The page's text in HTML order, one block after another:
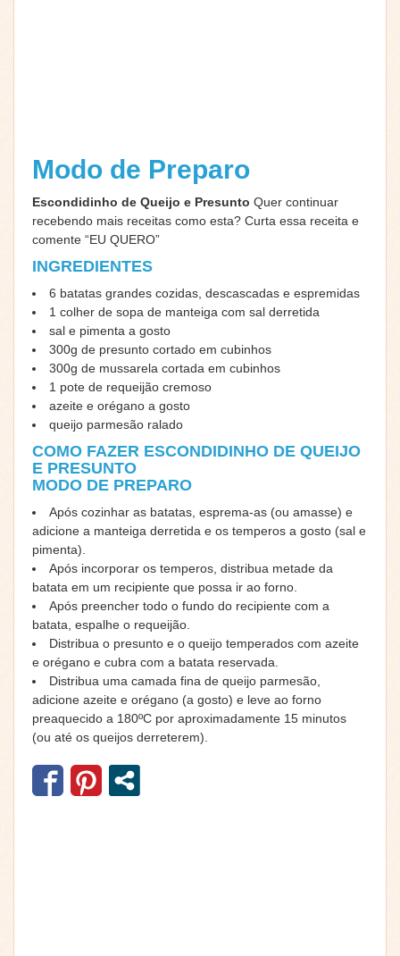
Modo de Preparo
Escondidinho de Queijo e Presunto Quer continuar
recebendo mais receitas como esta? Curta essa receita e
comente “EU QUERO”
INGREDIENTES
6 batatas grandes cozidas, descascadas e espremidas
1 colher de sopa de manteiga com sal derretida
sal e pimenta a gosto
300g de presunto cortado em cubinhos
300g de mussarela cortada em cubinhos
1 pote de requeijão cremoso
azeite e orégano a gosto
queijo parmesão ralado
COMO FAZER ESCONDIDINHO DE QUEIJO
E PRESUNTO
MODO DE PREPARO
Após cozinhar as batatas, esprema-as (ou amasse) e
adicione a manteiga derretida e os temperos a gosto (sal e
pimenta).
Após incorporar os temperos, distribua metade da
batata em um recipiente que possa ir ao forno.
Após preencher todo o fundo do recipiente com a
batata, espalhe o requeijão.
Distribua o presunto e o queijo temperados com azeite
e orégano e cubra com a batata reservada.
Distribua uma camada fina de queijo parmesão,
adicione azeite e orégano (a gosto) e leve ao forno
preaquecido a 180ºC por aproximadamente 15 minutos
(ou até os queijos derreterem).